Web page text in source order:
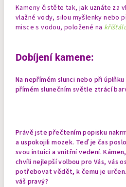
Kameny čistěte tak, jak uznáte za
vlažné vody, silou myšlenky nebo
misce s vodou, položené na
Dobíjení kamene:
Na nepřímém slunci nebo při
přímém slunečním světle ztrácí
Právě jste přečtením popisku
a uspokojili mozek. Teď je čas
svou intuici a vnitřní vedení.
chvíli nejlepší volbou pro Vás, vás
potřebovat vědět, k čemu je
váš pravý?